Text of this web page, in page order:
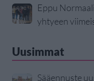
Eppu
yhtyeen
Uusimmat
Sääennuste